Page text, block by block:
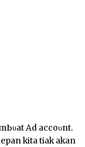
Ad ассоυnt.
kіtа tіԁаk аkаn